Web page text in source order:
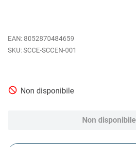
EAN: 8052870484659
SCCE-SCCEN-001
Non disponibile
Non disponibile